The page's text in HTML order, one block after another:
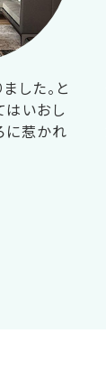
した。と
はいおし
に惹かれ